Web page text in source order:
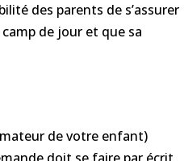
des parents de s’assurer
de jour et que sa
de votre enfant)